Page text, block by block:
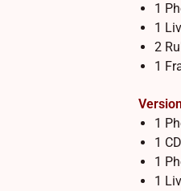
1
1
2
1
1
1 CD
1
1